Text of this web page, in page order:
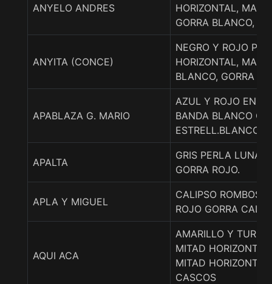
ANYELO ANDRES
HORIZONTAL,
GORRA BLANCO,
ANYITA (CONCE)
NEGRO Y ROJO
HORIZONTAL,
BLANCO, GORRA
APABLAZA G. MARIO
AZUL Y ROJO EN
BANDA BLANCO
ESTRELL.BLANCO.
APALTA
GRIS PERLA
GORRA ROJO.
APLA Y MIGUEL
CALIPSO ROMBOS
ROJO GORRA
AQUI ACA
AMARILLO Y
MITAD
MITAD
CASCOS